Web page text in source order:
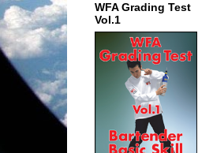
WFA Grading Test
Vol.1